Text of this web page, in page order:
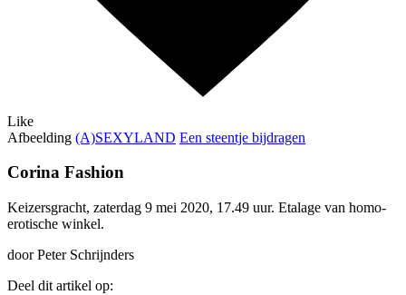
Like
Afbeelding (A)SEXYLAND Een steentje bijdragen
Corina Fashion
Keizersgracht, zaterdag 9 mei 2020, 17.49 uur. Etalage van homo-
erotische winkel.
door Peter Schrijnders
Deel dit artikel op: